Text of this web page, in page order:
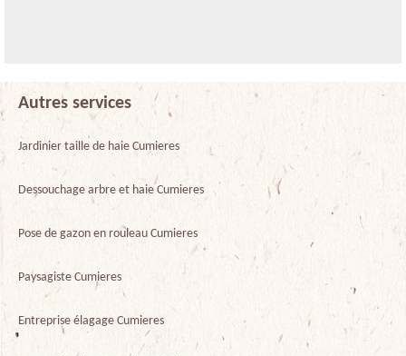
Autres services
Jardinier taille de haie Cumieres
Dessouchage arbre et haie Cumieres
Pose de gazon en rouleau Cumieres
Paysagiste Cumieres
Entreprise élagage Cumieres